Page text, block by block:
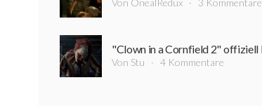
Von OnealRedux 3 Kommentare
Von Stu 4 Kommentare